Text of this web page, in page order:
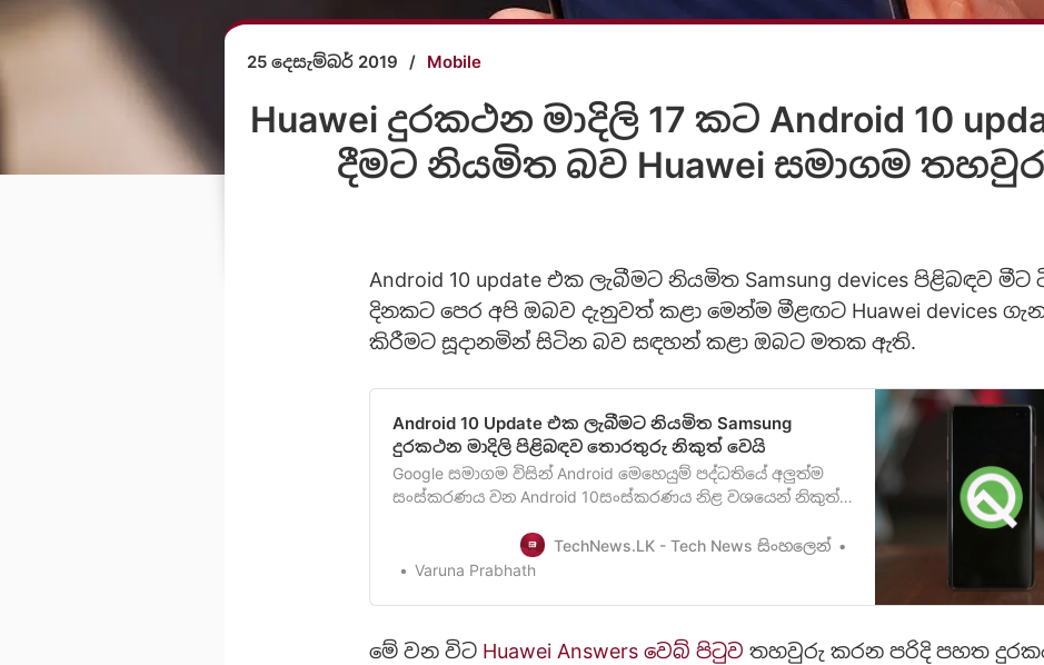
25 දෙසැම්බර් 2019 / Mobile
Huawei දුරකථන මාදිලි 17 කට Android 10
දීමට නියමිත බව Huawei සමාගම
Android 10 update එක ලැබීමට නියමිත Samsung devices පිළිබඳව මීට
දින‍කට පෙර අපි ඔබව දැනුවත් කළා මෙන්ම මීළඟට Huawei devices
කිරීමට සූදානමින් සිටින බව සඳහන් කළා ඔබට මතක ඇති.
Android 10 Update එක ලැබීමට නියමිත Samsung
දුරකථන මාදිලි පිළිබඳව තොරතුරු නිකුත් වෙයි
Google සමාගම විසින් Android මෙහෙයුම් පද්ධතියේ අලුත්ම
සංස්කරණය වන Android 10සංස්කරණය නිළ වශයෙන් නිකුත්
essential-and-xiaomi-phones/] සහ අනෙකුත් ජංගම දුරකථන
නිෂ්පාදකයන් එම සංස්කරණය විටින් විට තමන්ගේ ජංගම
TechNews.LK - Tech News සිංහලෙන්
Varuna Prabhath
මේ වන විට Huawei Answers වෙබ් පිටුව තහවුරු කරන පරිදි පහත